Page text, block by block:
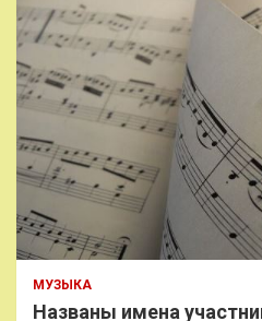
МУЗЫКА
Названы имена